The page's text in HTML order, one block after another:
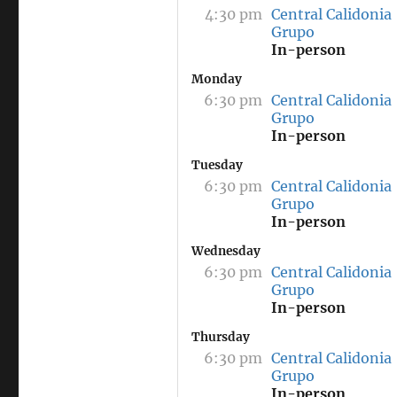
4:30 pm Central Calidonia
Grupo
In-person
Monday
6:30 pm Central Calidonia
Grupo
In-person
Tuesday
6:30 pm Central Calidonia
Grupo
In-person
Wednesday
6:30 pm Central Calidonia
Grupo
In-person
Thursday
6:30 pm Central Calidonia
Grupo
In-person